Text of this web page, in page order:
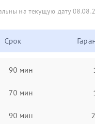
на текущую дату
Срок
90 мин
70 мин
90 мин